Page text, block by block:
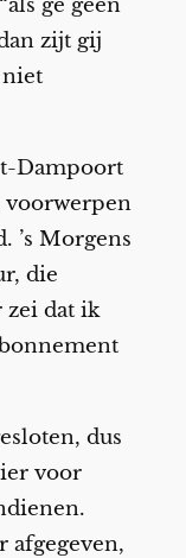
ge geen
zijt gij
Dampoort
’s Morgens
die
zei dat ik
dus
voor
afgegeven,